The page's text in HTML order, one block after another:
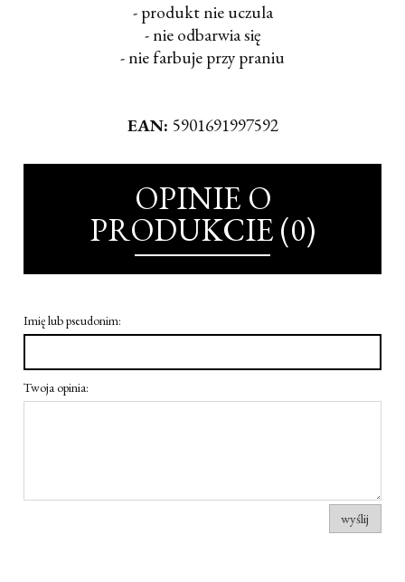
- produkt nie uczula
- nie odbarwia się
- nie farbuje przy praniu
EAN: 5901691997592
OPINIE O
PRODUKCIE (0)
Imię lub pseudonim:
Twoja opinia:
wyślij